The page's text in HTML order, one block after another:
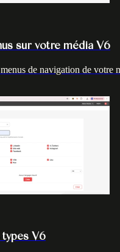
sur votre média V6
de navigation de votre
V6